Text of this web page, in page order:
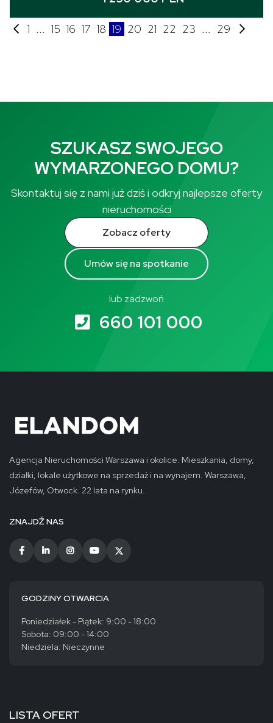
1 ... 15 16 17 18 19 20 21 22 23 ... 29
SZUKASZ SWOJEGO
WYMARZONEGO DOMU?
Skontaktuj się z nami już dziś i odkryj najlepsze oferty
nieruchomości
Zobacz oferty
Umów się na spotkanie
lub zadzwoń
660 101 000
Agencja Nieruchomości Warszawa i okolice. Mieszkania, domy,
działki, lokale użytkowe na sprzedaż i na wynajem. Warszawa,
Józefów, Otwock. 22 lata na rynku.
ZNAJDŹ NAS
GODZINY OTWARCIA
Poniedziałek - Piątek: 9:00 - 18:00
Sobota: 09:00 - 14:00
Niedziela: Nieczynne
LISTA OFERT